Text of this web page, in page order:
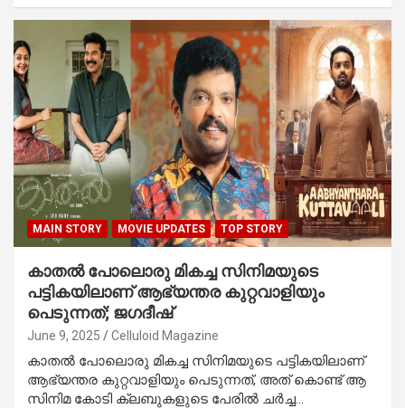
MAIN STORY MOVIE UPDATES TOP STORY
കാതൽ പോലൊരു മികച്ച സിനിമയുടെ
പട്ടികയിലാണ് ആഭ്യന്തര കുറ്റവാളിയും
പെടുന്നത്; ജഗദീഷ്
June 9, 2025 Celluloid Magazine
കാതൽ പോലൊരു മികച്ച സിനിമയുടെ പട്ടികയിലാണ്
ആഭ്യന്തര കുറ്റവാളിയും പെടുന്നത്, അത് കൊണ്ട് ആ
സിനിമ കോടി ക്ലബുകളുടെ പേരിൽ ചർച്ച…